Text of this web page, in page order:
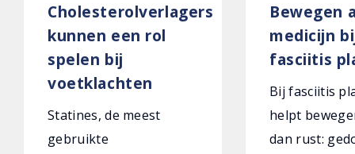
Cholesterolverlagers
kunnen een rol
spelen bij
voetklachten
Statines, de meest
gebruikte
Bewegen
medicijn
fasciitis
Bij fasciitis
helpt
dan rust: